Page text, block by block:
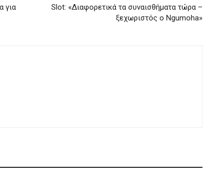
για
Slot: «Διαφορετικά τα συναισθήματα τώρα –
ξεχωριστός ο Ngumoha»